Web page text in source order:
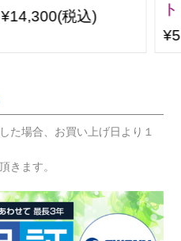
¥14,300(税込)
た場合、お買い上げ日より１
きます。